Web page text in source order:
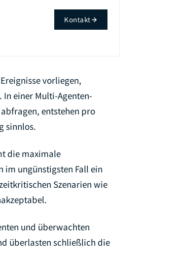
Kontakt
vorliegen,
einer Multi-Agenten-
entstehen pro
sinnlos.
die maximale
im ungünstigsten Fall ein
Szenarien wie
und überwachten
überlasten schließlich die